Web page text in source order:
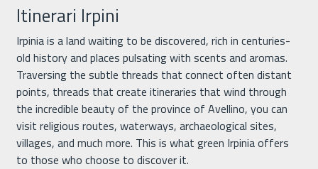
Itinerari Irpini
Irpinia is a land waiting to be discovered, rich in centuries-
old history and places pulsating with scents and aromas.
Traversing the subtle threads that connect often distant
points, threads that create itineraries that wind through
the incredible beauty of the province of Avellino, you can
visit religious routes, waterways, archaeological sites,
villages, and much more. This is what green Irpinia offers
to those who choose to discover it.